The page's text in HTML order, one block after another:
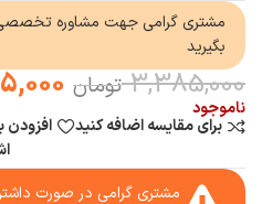
مشتری گرامی جهت مشاوره تخصصی
بگیرید
3,385,000 تومان
ناموجود
برای مقایسه اضافه کنید
افزودن
مشتری گرامی در صورت